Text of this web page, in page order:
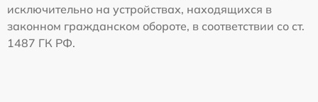
исключительно на устройствах, находящихся в
законном гражданском обороте, в соответствии со ст.
1487 ГК РФ.